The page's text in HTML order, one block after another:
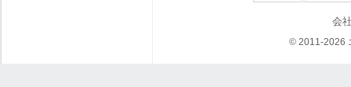
会
© 2011-2026